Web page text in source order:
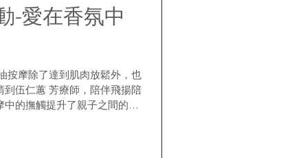
-愛在香氛中
按摩除了達到肌肉放鬆外，也
伍仁蕙 芳療師，陪伴飛揚陪
的撫觸提升了親子之間的非